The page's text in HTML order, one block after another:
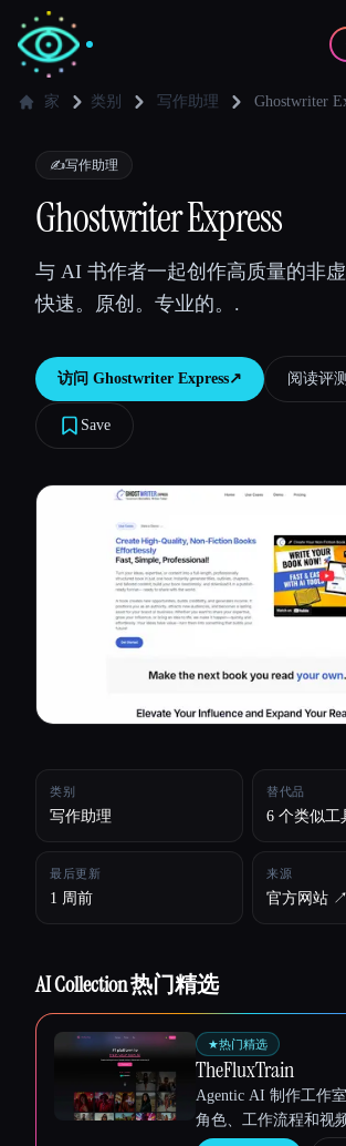
✍️写作者
💻 📈
🎓学生
博客
比较工具
Esc
家 类别 写作助理 Ghostwriter
✍️写作助理
Ghostwriter Express
与 AI 书作者一起创作高质量的非虚
快速。原创。专业的。.
访问 Ghostwriter Express↗︎ 阅读评
Save
类别
写作助理
替代品
6 个类似工
最后更新
1 周前
来源
官方网站 ↗︎
AI Collection 热门精选
★热门精选
TheFluxTrain
Agentic AI 制作工作
角色、工作流程和视